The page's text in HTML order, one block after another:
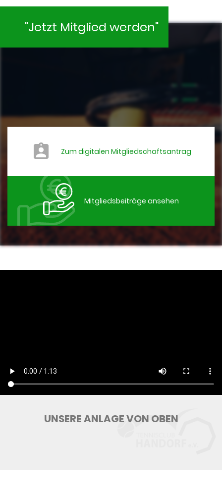
"Jetzt Mitglied werden"
Zum digitalen Mitgliedschaftsantrag
Mitgliedsbeiträge ansehen
UNSERE ANLAGE VON OBEN